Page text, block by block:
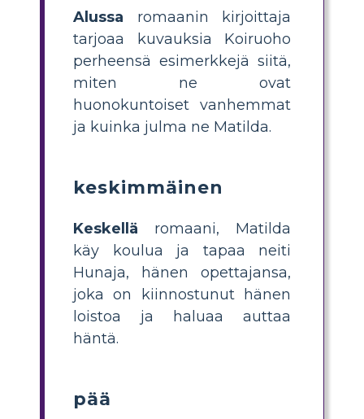
Alussa romaanin kirjoittaja
tarjoaa kuvauksia Koiruoho
perheensä esimerkkejä siitä,
miten ne ovat
huonokuntoiset vanhemmat
ja kuinka julma ne Matilda.
keskimmäinen
Keskellä romaani, Matilda
käy koulua ja tapaa neiti
Hunaja, hänen opettajansa,
joka on kiinnostunut hänen
loistoa ja haluaa auttaa
häntä.
pää